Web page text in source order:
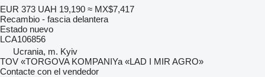
EUR 373 UAH 19,190 ≈ MX$7,417
Recambio - fascia delantera
Estado nuevo
LCA106856
Ucrania, m. Kyiv
TOV «TORGOVA KOMPANIYa «LAD I MIR AGRO»
Contacte con el vendedor